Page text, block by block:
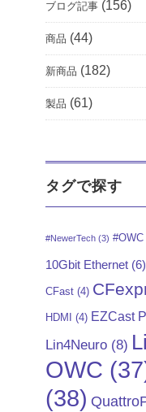
ブログ記事 (156)
商品 (44)
新商品 (182)
製品 (61)
タグで探す
#NewerTech (3) #OWC
10Gbit Ethernet (6)
CFast (4)
HDMI (4) EZCast
Lin4Neuro (8)
OWC
(38)